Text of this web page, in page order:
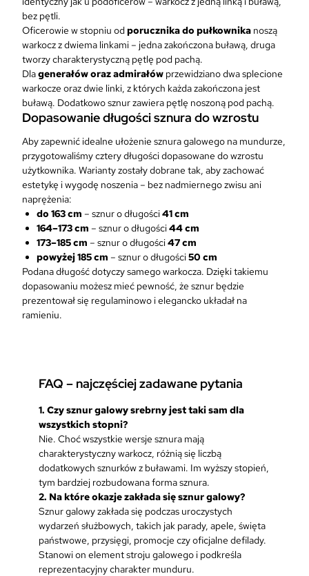
bez pętli.
Oficerowie w stopniu odporucznika do pułkownika noszą
warkocz z dwiema linkami – jedna zakończona buławą, druga
tworzy charakterystyczną pętlę pod pachą.
Dlagenerałów oraz admirałów przewidziano dwa splecione
warkocze oraz dwie linki, z których każda zakończona jest
buławą. Dodatkowo sznur zawiera pętlę noszoną pod pachą.
Dopasowanie długości sznura do wzrostu
Aby zapewnić idealne ułożenie sznura galowego na mundurze,
przygotowaliśmy cztery długości dopasowane do wzrostu
użytkownika. Warianty zostały dobrane tak, aby zachować
estetykę i wygodę noszenia – bez nadmiernego zwisu ani
naprężenia:
do 163 cm – sznur o długości41 cm
164–173 cm – sznur o długości44 cm
173–185 cm – sznur o długości47 cm
powyżej 185 cm – sznur o długości50 cm
Podana długość dotyczy samego warkocza. Dzięki takiemu
dopasowaniu możesz mieć pewność, że sznur będzie
prezentował się regulaminowo i elegancko układał na
ramieniu.
FAQ – najczęściej zadawane pytania
1. Czy sznur galowy srebrny jest taki sam dla
wszystkich stopni?
Nie. Choć wszystkie wersje sznura mają
charakterystyczny warkocz, różnią się liczbą
dodatkowych sznurków z buławami. Im wyższy stopień,
tym bardziej rozbudowana forma sznura.
2. Na które okazje zakłada się sznur galowy?
Sznur galowy zakłada się podczas uroczystych
wydarzeń służbowych, takich jak parady, apele, święta
państwowe, przysięgi, promocje czy oficjalne defilady.
Stanowi on element stroju galowego i podkreśla
reprezentacyjny charakter munduru.